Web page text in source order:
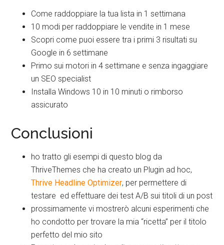
Come raddoppiare la tua lista in 1 settimana
10 modi per raddoppiare le vendite in 1 mese
Scopri come puoi essere tra i primi 3 risultati su
Google in 6 settimane
Primo sui motori in 4 settimane e senza ingaggiare
un SEO specialist
Installa Windows 10 in 10 minuti o rimborso
assicurato
Conclusioni
ho tratto gli esempi di questo blog da
ThriveThemes che ha creato un Plugin ad hoc,
Thrive Headline Optimizer, per permettere di
testare ed effettuare dei test A/B sui titoli di un post
prossimamente vi mostrerò alcuni esperimenti che
ho condotto per trovare la mia “ricetta” per il titolo
perfetto del mio sito